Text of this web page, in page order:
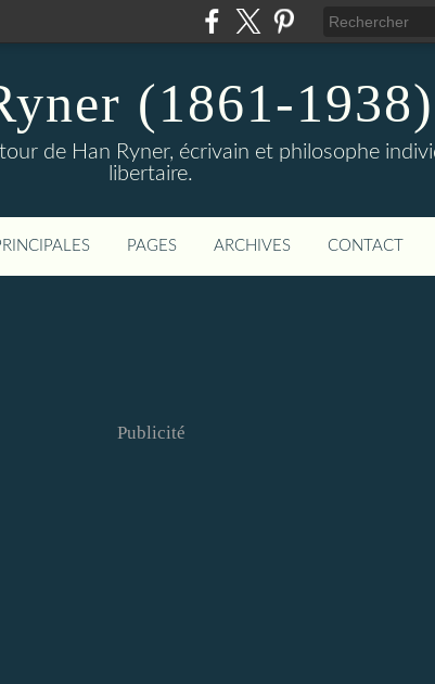
(1861-1938)
de Han Ryner, écrivain et philosophe
libertaire.
PAGES ARCHIVES CONTACT
Publicité